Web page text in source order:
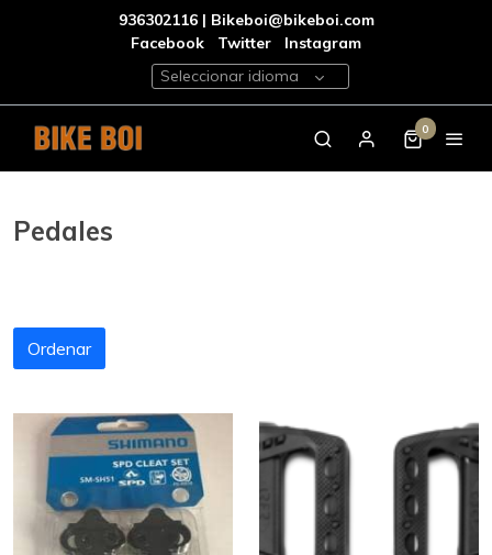
936302116 | Bikeboi@bikeboi.com
Facebook
Twitter
Instagram
Seleccionar idioma
0
Pedales
Ordenar